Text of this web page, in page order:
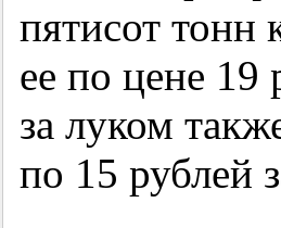
пятисот тонн
ее по цене 19
за луком
по 15 рублей